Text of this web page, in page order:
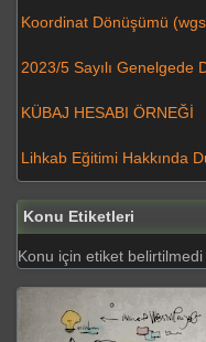
Koordinat Dönüşümü
2023/5 Sayılı Genelgede
KÜBAJ HESABI ÖRNEĞİ
Lihkab Eğitimi Hakkında
Konu Etiketleri
Konu için etiket belirtilmedi